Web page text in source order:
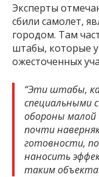
Эксперты
сбили самолет,
городом. Там
штабы, которые
ожесточенных
“Эти штабы,
специальными
обороны малой
почти
готовности,
наносить
таким